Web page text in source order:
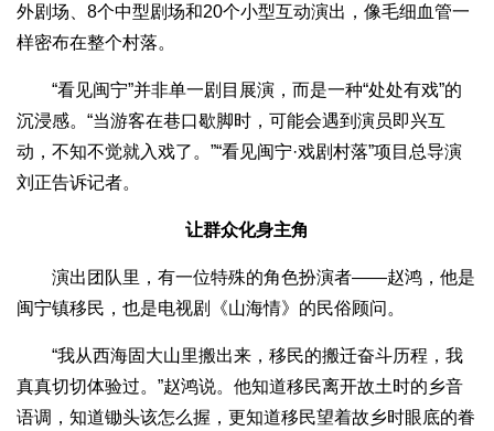
外剧场、8个中型剧场和20个小型互动演出，像毛细血管一
样密布在整个村落。
“看见闽宁”并非单一剧目展演，而是一种“处处有戏”的
沉浸感。“当游客在巷口歇脚时，可能会遇到演员即兴互
动，不知不觉就入戏了。”“看见闽宁·戏剧村落”项目总导演
刘正告诉记者。
让群众化身主角
演出团队里，有一位特殊的角色扮演者——赵鸿，他是
闽宁镇移民，也是电视剧《山海情》的民俗顾问。
“我从西海固大山里搬出来，移民的搬迁奋斗历程，我
真真切切体验过。”赵鸿说。他知道移民离开故土时的乡音
语调，知道锄头该怎么握，更知道移民望着故乡时眼底的眷